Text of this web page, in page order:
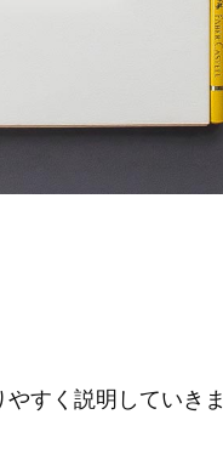
すく説明していきま